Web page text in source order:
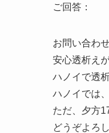
ご回答：
お問い合わ
安心透析え
ハノイで透
ハノイでは
ただ、夕方
どうぞよろ